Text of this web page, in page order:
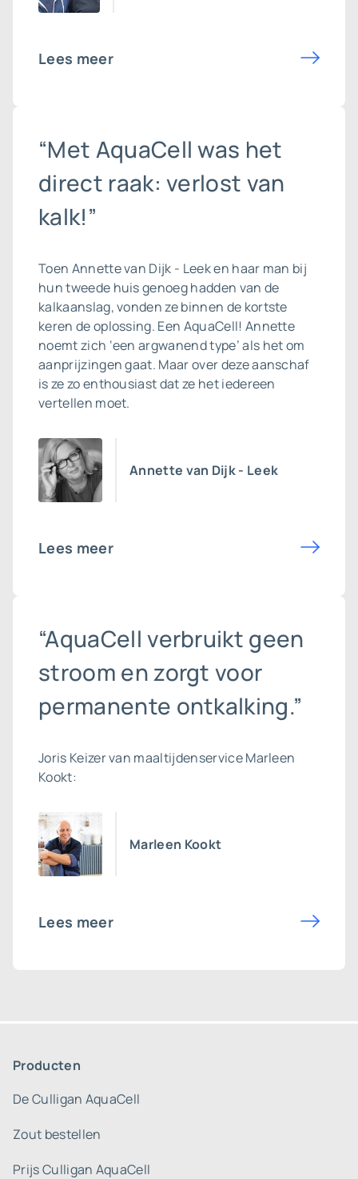
Lees meer
“Met AquaCell was het
direct raak: verlost van
kalk!”
Toen Annette van Dijk - Leek en haar man bij
hun tweede huis genoeg hadden van de
kalkaanslag, vonden ze binnen de kortste
keren de oplossing. Een AquaCell! Annette
noemt zich ‘een argwanend type’ als het om
aanprijzingen gaat. Maar over deze aanschaf
is ze zo enthousiast dat ze het iedereen
vertellen moet.
Annette van Dijk - Leek
Lees meer
“AquaCell verbruikt geen
stroom en zorgt voor
permanente ontkalking.”
Joris Keizer van maaltijdenservice Marleen
Kookt:
Marleen Kookt
Lees meer
Producten
De Culligan AquaCell
Zout bestellen
Prijs Culligan AquaCell